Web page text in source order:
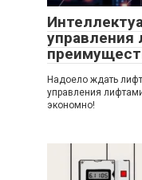
управления
Надоело ждать
управления
экономно!